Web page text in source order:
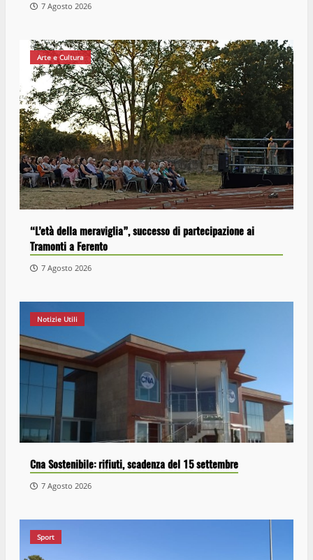
7 Agosto 2026
Arte e Cultura
“L’età della meraviglia”, successo di partecipazione ai
Tramonti a Ferento
7 Agosto 2026
Notizie Utili
Cna Sostenibile: rifiuti, scadenza del 15 settembre
7 Agosto 2026
Sport